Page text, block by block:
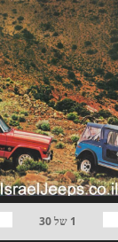
1 של30